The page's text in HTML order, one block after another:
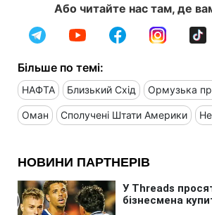
Або читайте нас там, де
Більше по темі:
НАФТА Близький Схід Ормузька
Оман Сполучені Штати Америки